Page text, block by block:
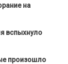
на
вспыхнуло
произошло